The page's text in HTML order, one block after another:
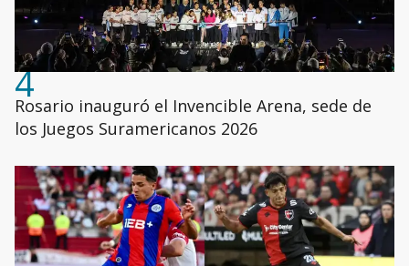
4
Rosario inauguró el Invencible Arena, sede de
los Juegos Suramericanos 2026